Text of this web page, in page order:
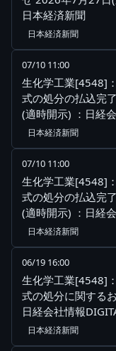
日本経済新聞
日本経済新聞
07/10 11:00
生化学工業[4548]
式の処分の払込完
(適時開示) ：日経
日本経済新聞
07/10 11:00
生化学工業[4548]
式の処分の払込完
(適時開示) ：日経
日本経済新聞
06/19 16:00
生化学工業[4548]
式の処分に関する
日経会社情報
日本経済新聞